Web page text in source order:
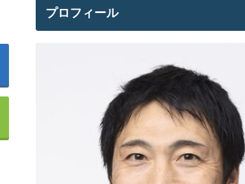
プロフィール